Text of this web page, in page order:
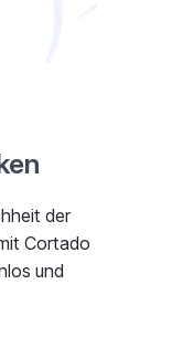
der
Cortado
und